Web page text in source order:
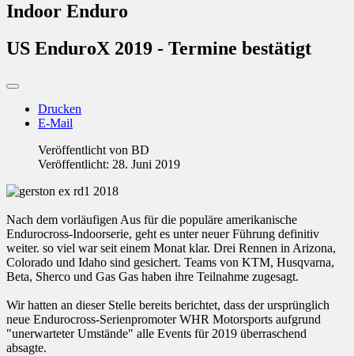
Indoor Enduro
US EnduroX 2019 - Termine bestätigt
Drucken
E-Mail
Veröffentlicht von BD
Veröffentlicht: 28. Juni 2019
Nach dem vorläufigen Aus für die populäre amerikanische
Endurocross-Indoorserie, geht es unter neuer Führung definitiv
weiter. so viel war seit einem Monat klar. Drei Rennen in Arizona,
Colorado und Idaho sind gesichert. Teams von KTM, Husqvarna,
Beta, Sherco und Gas Gas haben ihre Teilnahme zugesagt.
Wir hatten an dieser Stelle bereits berichtet, dass der ursprünglich
neue Endurocross-Serienpromoter WHR Motorsports aufgrund
"unerwarteter Umstände" alle Events für 2019 überraschend
absagte.